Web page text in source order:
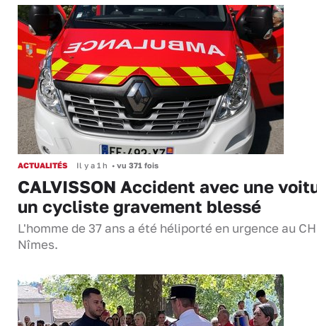
ACTUALITÉS Il y a 1 h • vu 371 fois
CALVISSON Accident avec une
un cycliste gravement blessé
L'homme de 37 ans a été héliporté en urgence au
Nîmes.